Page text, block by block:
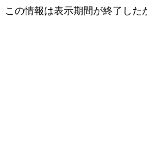
この情報は表示期間が終了し